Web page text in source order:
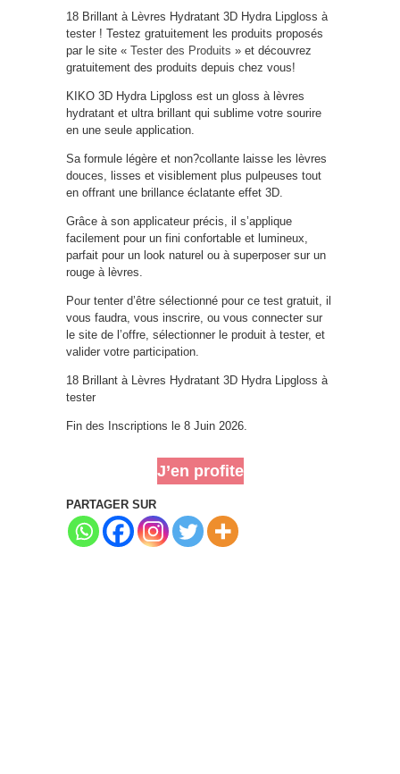
18 Brillant à Lèvres Hydratant 3D Hydra Lipgloss à
tester ! Testez gratuitement les produits proposés
par le site « Tester des Produits » et découvrez
gratuitement des produits depuis chez vous!
KIKO 3D Hydra Lipgloss est un gloss à lèvres
hydratant et ultra brillant qui sublime votre sourire
en une seule application.
Sa formule légère et non?collante laisse les lèvres
douces, lisses et visiblement plus pulpeuses tout
en offrant une brillance éclatante effet 3D.
Grâce à son applicateur précis, il s’applique
facilement pour un fini confortable et lumineux,
parfait pour un look naturel ou à superposer sur un
rouge à lèvres.
Pour tenter d’être sélectionné pour ce test gratuit, il
vous faudra, vous inscrire, ou vous connecter sur
le site de l’offre, sélectionner le produit à tester, et
valider votre participation.
18 Brillant à Lèvres Hydratant 3D Hydra Lipgloss à
tester
Fin des Inscriptions le 8 Juin 2026.
J’en profite
PARTAGER SUR